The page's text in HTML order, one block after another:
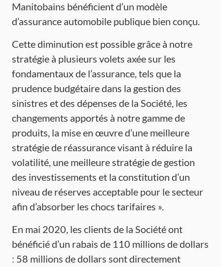
Manitobains bénéficient d’un modèle
d’assurance automobile publique bien conçu.
Cette diminution est possible grâce à notre
stratégie à plusieurs volets axée sur les
fondamentaux de l’assurance, tels que la
prudence budgétaire dans la gestion des
sinistres et des dépenses de la Société, les
changements apportés à notre gamme de
produits, la mise en œuvre d’une meilleure
stratégie de réassurance visant à réduire la
volatilité, une meilleure stratégie de gestion
des investissements et la constitution d’un
niveau de réserves acceptable pour le secteur
afin d’absorber les chocs tarifaires ».
En mai 2020, les clients de la Société ont
bénéficié d’un rabais de 110 millions de dollars
: 58 millions de dollars sont directement